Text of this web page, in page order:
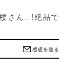
さん…！絶品で
感想を送る